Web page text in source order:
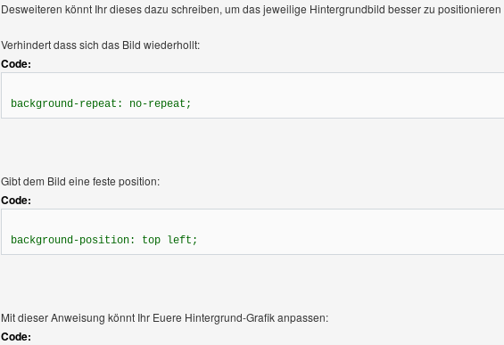
Desweiteren könnt Ihr dieses dazu schreiben, um das jeweilige Hintergrundbild besser zu
Verhindert dass sich das Bild wiederhollt:
Code:
background-repeat: no-repeat;
Gibt dem Bild eine feste position:
Code:
background-position: top left;
Mit dieser Anweisung könnt Ihr Euere Hintergrund-Grafik anpassen:
Code: